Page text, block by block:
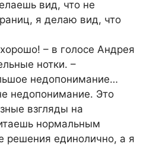
вид, что не
я делаю вид, что
– в голосе Андрея
нотки. –
недопонимание…
недопонимание. Это
взгляды на
нормальным
решения единолично, а я